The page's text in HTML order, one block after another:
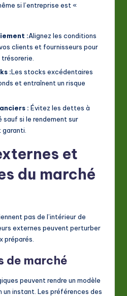
si l’entreprise est «
:Alignez les conditions
clients et fournisseurs pour
:Les stocks excédentaires
et entraînent un risque
: Évitez les dettes à
sauf si le rendement sur
et
du marché
pas de l’intérieur de
externes peuvent perturber
préparés.
de marché
peuvent rendre un modèle
un instant. Les préférences des